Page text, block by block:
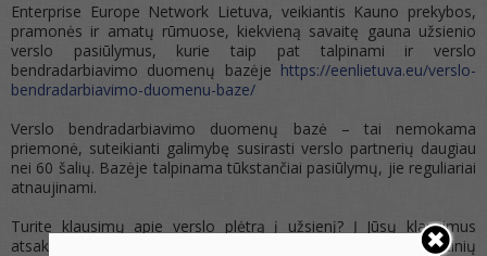
Enterprise Europe Network Lietuva, veikiantis Kauno prekybos,
pramonės ir amatų rūmuose, kiekvieną savaitę gauna užsienio
verslo pasiūlymus, kurie taip pat talpinami ir verslo
bendradarbiavimo duomenų bazėje https://eenlietuva.eu/verslo-
bendradarbiavimo-duomenu-baze/
Verslo bendradarbiavimo duomenų bazė – tai nemokama
priemonė, suteikianti galimybę susirasti verslo partnerių daugiau
nei 60 šalių. Bazėje talpinama tūkstančiai pasiūlymų, jie reguliariai
atnaujinami.
Turite klausimų apie verslo plėtrą į užsienį? Į Jūsų klausimus
atsakys Kauno prekybos, pramonės ir amatų rūmų Tarptautinių